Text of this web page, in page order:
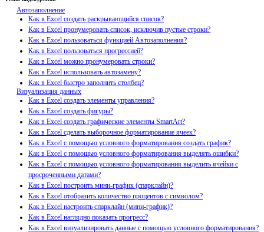
Автозаполнение
Как в Excel создать раскрывающийся список?
Как в Excel пронумеровать список, исключив пустые строки?
Как в Excel пользоваться функцией Автозаполнения?
Как в Excel пользоваться прогрессией?
Как в Excel можно пронумеровать строки?
Как в Excel использовать автозамену?
Как в Excel быстро заполнить столбец?
Визуализация данных
Как в Excel создать элементы управления?
Как в Excel создать фигуры?
Как в Excel создать графические элементы SmartArt?
Как в Excel сделать выборочное форматирование ячеек?
Как в Excel с помощью условного форматирования создать график?
Как в Excel с помощью условного форматирования выделять ошибки?
Как в Excel с помощью условного форматирования выделить ячейки с
просроченными датами?
Как в Excel построить мини-график (спарклайн)?
Как в Excel отобразить количество процентов с символом?
Как в Excel настроить спарклайн (мини-график)?
Как в Excel наглядно показать прогресс?
Как в Excel визуализировать данные с помощью условного форматирования?